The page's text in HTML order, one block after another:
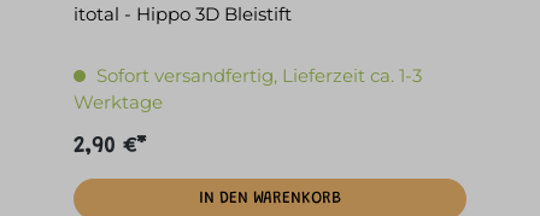
itotal - Hippo 3D Bleistift
Sofort versandfertig, Lieferzeit ca. 1-3
Werktage
2,90 €*
IN DEN WARENKORB